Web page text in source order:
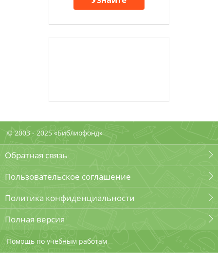
© 2003 - 2025 «Библиофонд»
Обратная связь
Пользовательское соглашение
Политика конфиденциальности
Полная версия
Помощь по учебным работам